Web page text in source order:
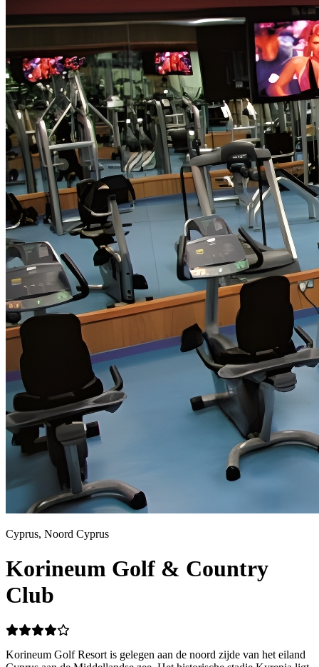
Cyprus, Noord Cyprus
Korineum Golf & Country
Club
Korineum Golf Resort is gelegen aan de noord zijde van het eiland